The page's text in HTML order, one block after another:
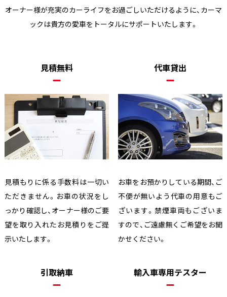
オーナー様が充実のカーライフをお過ごしいただけるように、 カーマ
ックは貴方の愛車をトータルにサポートいたします。
見積無料
見積もりに係る手数料は一切い
ただきません。お車の状況をし
っかり確認し、オーナー様のご要
望を取り入れたお見積りをご提
示いたします。
代車貸出
お車をお預かりしている期間、ご
不便が無いよう代車の用意もご
ざいます。禁煙車両もございま
すので、ご遠慮無くご希望をお聞
かせください。
引取納車 輸入車専用テスター